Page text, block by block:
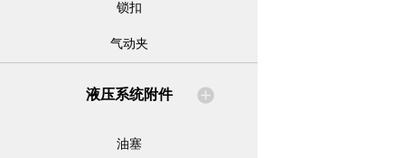
锁扣
气动夹
液压系统附件
油塞